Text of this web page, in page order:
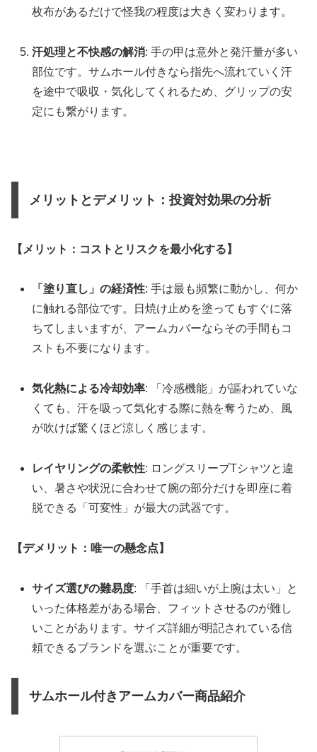
枚布があるだけで怪我の程度は大きく変わります。
汗処理と不快感の解消: 手の甲は意外と発汗量が多い
部位です。サムホール付きなら指先へ流れていく汗
を途中で吸収・気化してくれるため、グリップの安
定にも繋がります。
メリットとデメリット：投資対効果の分析
【メリット：コストとリスクを最小化する】
「塗り直し」の経済性: 手は最も頻繁に動かし、何か
に触れる部位です。日焼け止めを塗ってもすぐに落
ちてしまいますが、アームカバーならその手間もコ
ストも不要になります。
気化熱による冷却効率: 「冷感機能」が謳われていな
くても、汗を吸って気化する際に熱を奪うため、風
が吹けば驚くほど涼しく感じます。
レイヤリングの柔軟性: ロングスリーブTシャツと違
い、暑さや状況に合わせて腕の部分だけを即座に着
脱できる「可変性」が最大の武器です。
【デメリット：唯一の懸念点】
サイズ選びの難易度: 「手首は細いが上腕は太い」と
いった体格差がある場合、フィットさせるのが難し
いことがあります。サイズ詳細が明記されている信
頼できるブランドを選ぶことが重要です。
サムホール付きアームカバー商品紹介